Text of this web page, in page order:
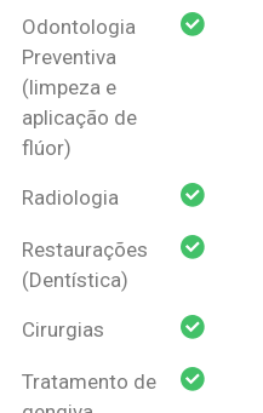
Odontologia
Preventiva
(limpeza e
aplicação de
flúor)
Radiologia
Restaurações
(Dentística)
Cirurgias
Tratamento de